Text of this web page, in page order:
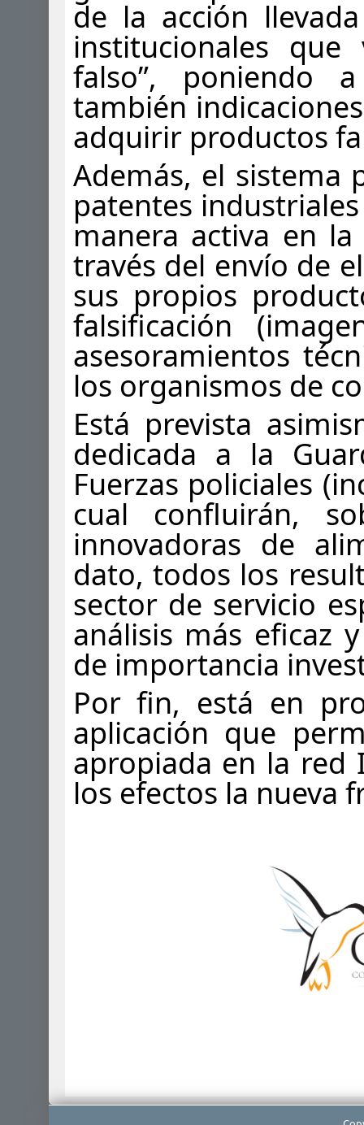
de la acción
institucionales
falso”, poniendo
también
adquirir productos
Además, el sistema
patentes
manera activa en
través del envío de
sus propios
falsificación
asesoramientos
los organismos de
Está prevista
dedicada a la
Fuerzas policiales
cual confluirán,
innovadoras de
dato, todos los
sector de servicio
análisis más eficaz
de importancia
Por fin, está en
aplicación que
apropiada en la red
los efectos la nueva